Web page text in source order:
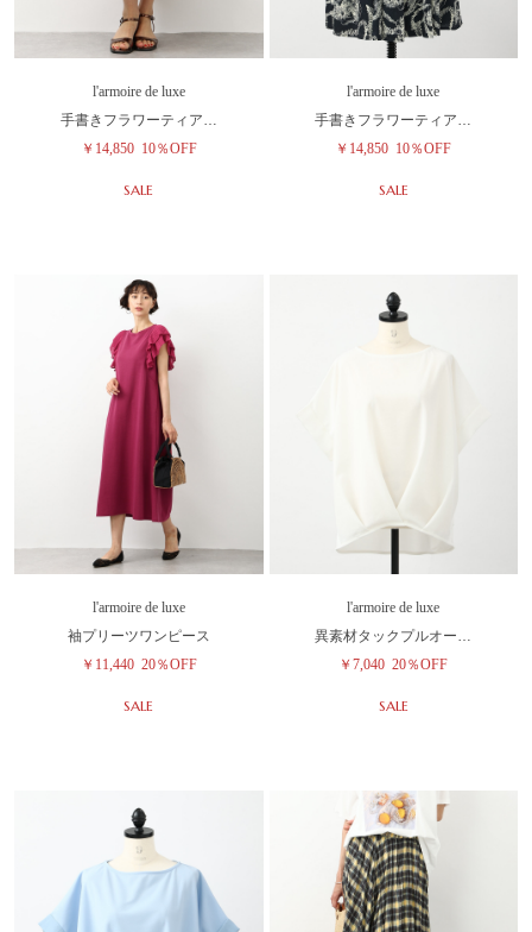
l'armoire de luxe
手書きフラワーティア…
￥14,850 10％OFF
SALE
l'armoire de luxe
手書きフラワーティア…
￥14,850 10％OFF
SALE
l'armoire de luxe
袖プリーツワンピース
￥11,440 20％OFF
SALE
l'armoire de luxe
異素材タックプルオー…
￥7,040 20％OFF
SALE